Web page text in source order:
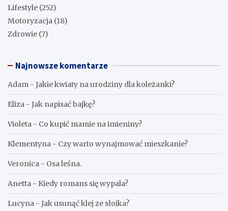
Lifestyle (252)
Motoryzacja (18)
Zdrowie (7)
Najnowsze komentarze
Adam - Jakie kwiaty na urodziny dla koleżanki?
Eliza - Jak napisać bajkę?
Violeta - Co kupić mamie na imieniny?
Klementyna - Czy warto wynajmować mieszkanie?
Veronica - Osa leśna.
Anetta - Kiedy romans się wypala?
Lucyna - Jak usunąć klej ze słoika?